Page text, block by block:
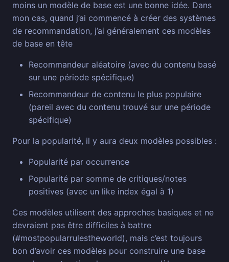
moins un modèle de base est une bonne idée. Dans
mon cas, quand j’ai commencé à créer des systèmes
de recommandation, j’ai généralement ces modèles
de base en tête
Recommandeur aléatoire (avec du contenu basé
sur une période spécifique)
Recommandeur de contenu le plus populaire
(pareil avec du contenu trouvé sur une période
spécifique)
Pour la popularité, il y aura deux modèles possibles :
Popularité par occurrence
Popularité par somme de critiques/notes
positives (avec un like index égal à 1)
Ces modèles utilisent des approches basiques et ne
devraient pas être difficiles à battre
(#mostpopularrulestheworld), mais c’est toujours
bon d’avoir ces modèles pour construire une base